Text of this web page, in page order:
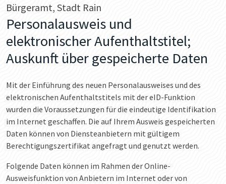
Bürgeramt, Stadt Rain
Personalausweis und
elektronischer Aufenthaltstitel;
Auskunft über gespeicherte Daten
Mit der Einführung des neuen Personalausweises und des
elektronischen Aufenthaltstitels mit der eID-Funktion
wurden die Voraussetzungen für die eindeutige Identifikation
im Internet geschaffen. Die auf Ihrem Ausweis gespeicherten
Daten können von Diensteanbietern mit gültigem
Berechtigungszertifikat angefragt und genutzt werden.
Folgende Daten können im Rahmen der Online-
Ausweisfunktion von Anbietern im Internet oder von